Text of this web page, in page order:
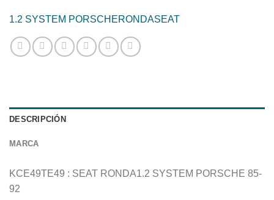
1.2 SYSTEM PORSCHERONDASEAT
DESCRIPCIÓN
MARCA
KCE49TE49 : SEAT RONDA1.2 SYSTEM PORSCHE 85-
92